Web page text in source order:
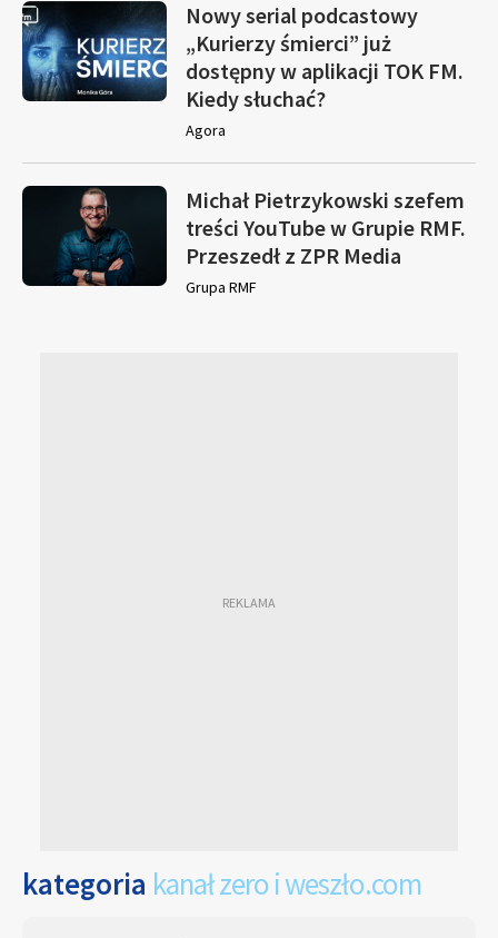
Nowy serial podcastowy
„Kurierzy śmierci” już
dostępny w aplikacji TOK FM.
Kiedy słuchać?
Agora
Michał Pietrzykowski szefem
treści YouTube w Grupie RMF.
Przeszedł z ZPR Media
Grupa RMF
kategoria kanał zero i weszło.com